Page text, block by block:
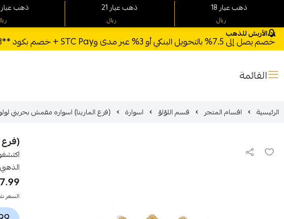
الأربش للذهب
خصم يصل إلى 7.5% بالتحويل البنكي أو 3% عبر مدى وSTC Pay + خصم بكود **X123** وشحن مجاني للطلبات فوق 1000 ريال
القائمة
الرئيسية اقسام المتجر قسم اللؤلؤ اسوارة (فرع المارينا) اسواره مقمش بحريني لولو زراعي ذهب
(فرع
السعر
22 ذهب عيار 21 ذهب عيار
ريال
18 ذهب عيار
ريال